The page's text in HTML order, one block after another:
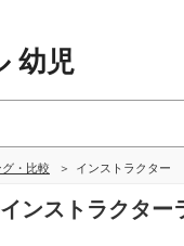
幼児
・比較 インストラクター
ンストラクター